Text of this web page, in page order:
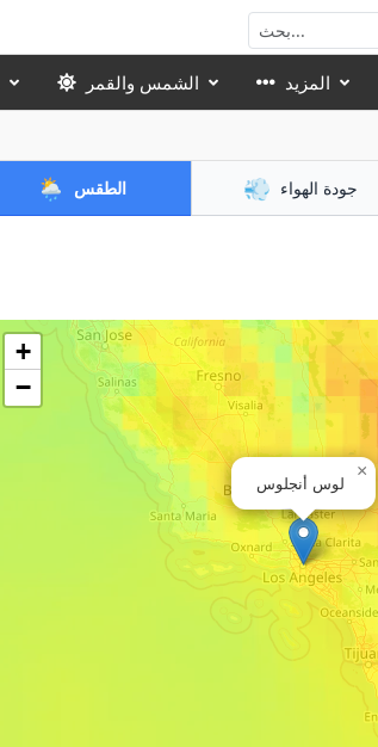
الشمس والقمر المزيد
🌦️ الطقس 💨 جودة الهواء
لوس أنجلوس
×
+
−